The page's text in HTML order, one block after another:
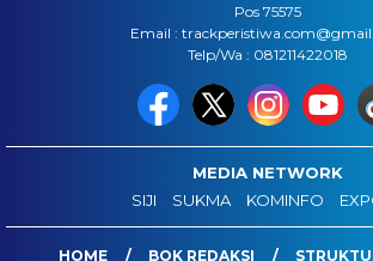
Pos 75575
Email :
Telp/Wa : 081211422018
MEDIA NETWORK
SIJI
SUKMA KOMINFO
HOME BOK REDAKSI